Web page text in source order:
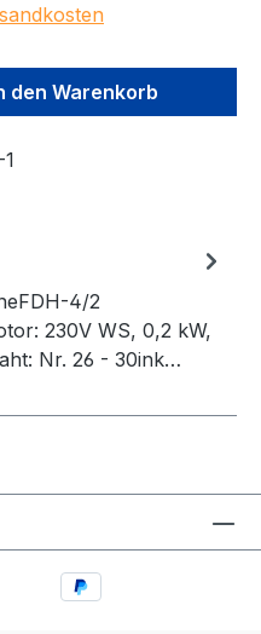
den
den Warenkorb
4/2
230V WS, 0,2 kW,
Nr. 26 - 30ink…